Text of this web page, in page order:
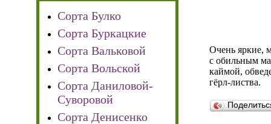
Сорта Булко
Сорта Буркацкие
Сорта Вальковой
Сорта Вольской
Сорта Даниловой-
Суворовой
Сорта Денисенко
Очень яркие,
с обильным
каймой,
гёрл-листва.